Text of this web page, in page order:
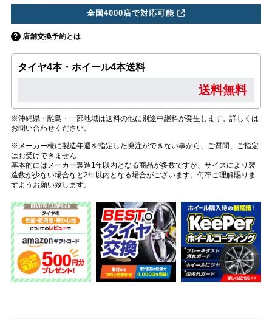
全国4000店で対応可能
店舗交換予約とは
タイヤ4本・ホイール4本送料
送料無料
※沖縄県・離島・一部地域は送料の他に別途中継料が発生します。詳しくは
お問い合わせください。
※メーカー様に製造年週を指定した発注ができない事から、ご質問、ご指定
はお受けできません
基本的にはメーカー製造1年以内となる商品が多数ですが、サイズにより製
造数が少ない場合など2年以内となる場合がございます。何卒ご理解賜りま
すようお願い致します。